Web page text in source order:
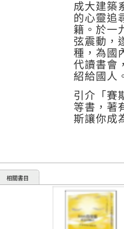
成大建築
的心靈追
籍。於一
弦震動，
種，為國
代讀書會
紹給國人
引介「賽
等書，著
斯讓你成
相關書目